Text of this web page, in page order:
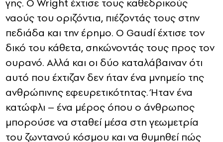
γης. Ο Wright έχτισε τους καθεδρικούς
ναούς του οριζόντια, πιέζοντάς τους στην
πεδιάδα και την έρημο. Ο Gaudí έχτισε τον
δικό του κάθετα, σηκώνοντάς τους προς τον
ουρανό. Αλλά και οι δύο καταλάβαιναν ότι
αυτό που έχτιζαν δεν ήταν ένα μνημείο της
ανθρώπινης εφευρετικότητας. Ήταν ένα
κατώφλι – ένα μέρος όπου ο άνθρωπος
μπορούσε να σταθεί μέσα στη γεωμετρία
του ζωντανού κόσμου και να θυμηθεί πώς